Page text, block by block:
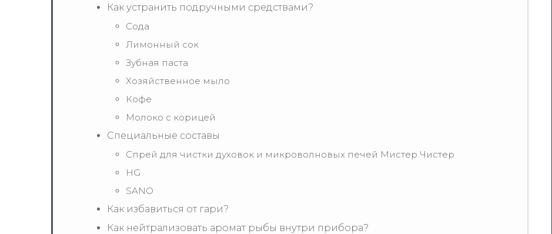
Как устранить подручными средствами?
Сода
Лимонный сок
Зубная паста
Хозяйственное мыло
Кофе
Молоко с корицей
Специальные составы
Спрей для чистки духовок и микроволновых печей Мистер Чистер
HG
SANO
Как избавиться от гари?
Как нейтрализовать аромат рыбы внутри прибора?